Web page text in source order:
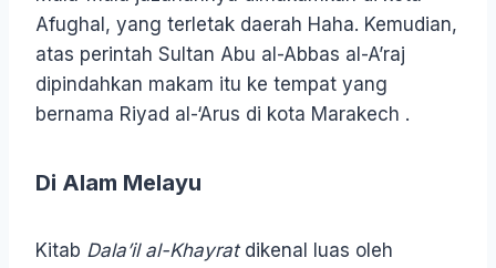
Afughal, yang terletak daerah Haha. Kemudian,
atas perintah Sultan Abu al-Abbas al-A’raj
dipindahkan makam itu ke tempat yang
bernama Riyad al-‘Arus di kota Marakech .
Di Alam Melayu
Kitab Dala’il al-Khayratdikenal luas oleh